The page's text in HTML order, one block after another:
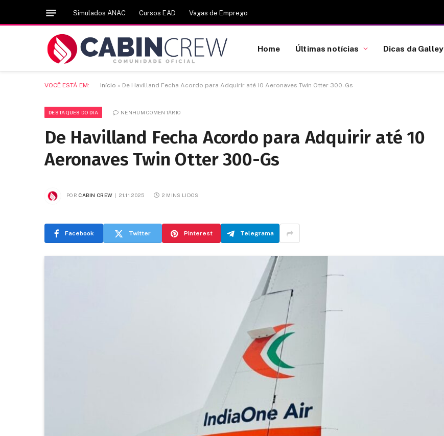
Simulados ANAC Cursos EAD Vagas de Emprego
Home Últimas notícias Dicas da Galley
VOCÊ ESTÁ EM: Início » De Havilland Fecha Acordo para Adquirir até 10 Aeronaves Twin Otter 300-Gs
DESTAQUES DO DIA NENHUM COMENTÁRIO
De Havilland Fecha Acordo para Adquirir até 10
Aeronaves Twin Otter 300-Gs
POR CABIN CREW 21.11.2025 2 MINS LIDOS
Facebook Twitter Pinterest Telegrama